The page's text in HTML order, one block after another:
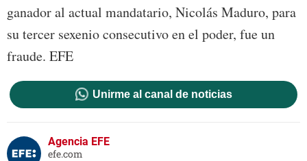
ganador al actual mandatario, Nicolás Maduro, para
su tercer sexenio consecutivo en el poder, fue un
fraude. EFE
Unirme al canal de noticias
Agencia EFE
efe.com